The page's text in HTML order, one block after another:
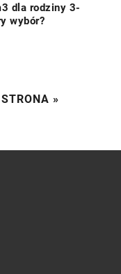
dla rodziny 3-
wybór?
»